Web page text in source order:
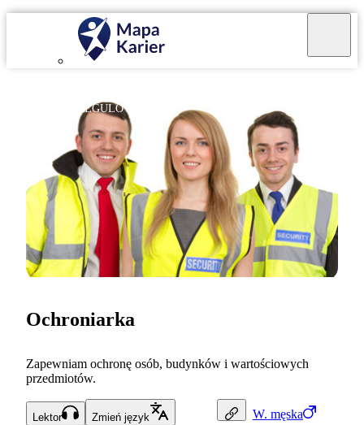
ZAWÓD REGULOWANY
W. męska
Ochroniarka
Zapewniam ochronę osób, budynków i wartościowych
przedmiotów.
Lektor Zmień język